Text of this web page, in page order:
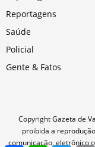
Reportagens
Saúde
Policial
Gente & Fatos
Copyright Gazeta de
proibida a
comunicação, eletrônico